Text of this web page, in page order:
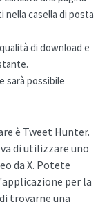
casella di posta
di download e
sarà possibile
è Tweet Hunter.
di utilizzare uno
da X. Potete
per la
trovarne una